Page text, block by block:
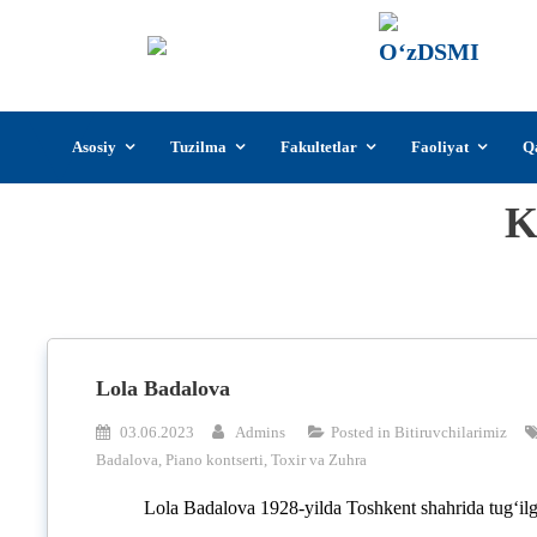
content
Asosiy Tuzilma Fakultetlar Faoliyat
Lola Badalova
03.06.2023 Admins Posted in Bitiruvchilarimiz
Badalova, Piano kontserti, Toxir va Zuhra
Lola Badalova 1928-yilda Toshkent shahrida